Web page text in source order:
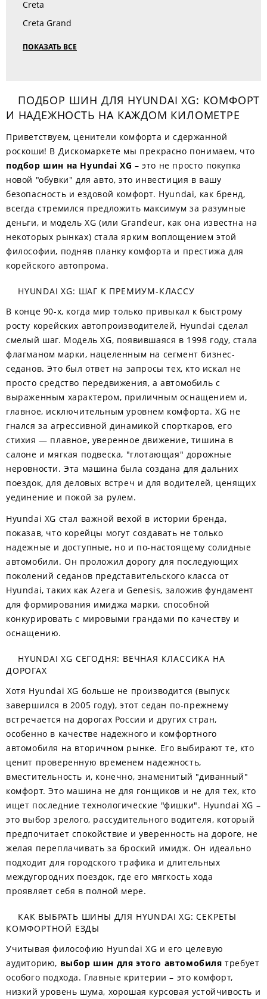
Creta
Creta Grand
ПОКАЗАТЬ ВСЕ
ПОДБОР ШИН ДЛЯ HYUNDAI XG: КОМФОРТ
И НАДЕЖНОСТЬ НА КАЖДОМ КИЛОМЕТРЕ
Приветствуем, ценители комфорта и сдержанной
роскоши! В Дискомаркете мы прекрасно понимаем, что
подбор шин на Hyundai XG – это не просто покупка
новой "обувки" для авто, это инвестиция в вашу
безопасность и ездовой комфорт. Hyundai, как бренд,
всегда стремился предложить максимум за разумные
деньги, и модель XG (или Grandeur, как она известна на
некоторых рынках) стала ярким воплощением этой
философии, подняв планку комфорта и престижа для
корейского автопрома.
HYUNDAI XG: ШАГ К ПРЕМИУМ-КЛАССУ
В конце 90-х, когда мир только привыкал к быстрому
росту корейских автопроизводителей, Hyundai сделал
смелый шаг. Модель XG, появившаяся в 1998 году, стала
флагманом марки, нацеленным на сегмент бизнес-
седанов. Это был ответ на запросы тех, кто искал не
просто средство передвижения, а автомобиль с
выраженным характером, приличным оснащением и,
главное, исключительным уровнем комфорта. XG не
гнался за агрессивной динамикой спорткаров, его
стихия — плавное, уверенное движение, тишина в
салоне и мягкая подвеска, "глотающая" дорожные
неровности. Эта машина была создана для дальних
поездок, для деловых встреч и для водителей, ценящих
уединение и покой за рулем.
Hyundai XG стал важной вехой в истории бренда,
показав, что корейцы могут создавать не только
надежные и доступные, но и по-настоящему солидные
автомобили. Он проложил дорогу для последующих
поколений седанов представительского класса от
Hyundai, таких как Azera и Genesis, заложив фундамент
для формирования имиджа марки, способной
конкурировать с мировыми грандами по качеству и
оснащению.
HYUNDAI XG СЕГОДНЯ: ВЕЧНАЯ КЛАССИКА НА
ДОРОГАХ
Хотя Hyundai XG больше не производится (выпуск
завершился в 2005 году), этот седан по-прежнему
встречается на дорогах России и других стран,
особенно в качестве надежного и комфортного
автомобиля на вторичном рынке. Его выбирают те, кто
ценит проверенную временем надежность,
вместительность и, конечно, знаменитый "диванный"
комфорт. Это машина не для гонщиков и не для тех, кто
ищет последние технологические "фишки". Hyundai XG –
это выбор зрелого, рассудительного водителя, который
предпочитает спокойствие и уверенность на дороге, не
желая переплачивать за броский имидж. Он идеально
подходит для городского трафика и длительных
междугородних поездок, где его мягкость хода
проявляет себя в полной мере.
КАК ВЫБРАТЬ ШИНЫ ДЛЯ HYUNDAI XG: СЕКРЕТЫ
КОМФОРТНОЙ ЕЗДЫ
Учитывая философию Hyundai XG и его целевую
аудиторию, выбор шин для этого автомобиля требует
особого подхода. Главные критерии – это комфорт,
низкий уровень шума, хорошая курсовая устойчивость и